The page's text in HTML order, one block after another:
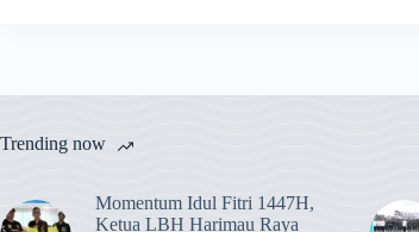
Trending now
Momentum Idul Fitri 1447H,
Ketua LBH Harimau Raya